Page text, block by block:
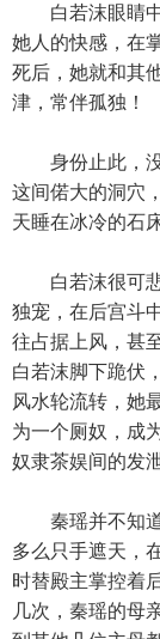
白若沫眼睛中
她人的快感，在
死后，她就和其
津，常伴孤独！
身份止此，没
这间偌大的洞穴
天睡在冰冷的石
白若沫很可悲
独宠，在后宫斗
往占据上风，甚
白若沫脚下跪伏
风水轮流转，她
为一个厕奴，成
奴隶茶娱间的发
秦瑶并不知道
多么只手遮天，
时替殿主掌控着
几次，秦瑶的母